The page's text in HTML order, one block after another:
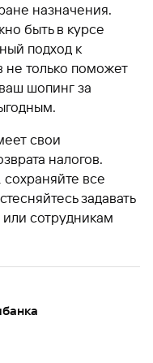
назначения.
быть в курсе
подход к
не только поможет
шопинг за
свои
налогов.
сохраняйте все
задавать
сотрудникам